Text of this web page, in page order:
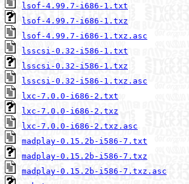
lsof-4.99.7-i686-1.txt
lsof-4.99.7-i686-1.txz
lsof-4.99.7-i686-1.txz.asc
lsscsi-0.32-i586-1.txt
lsscsi-0.32-i586-1.txz
lsscsi-0.32-i586-1.txz.asc
lxc-7.0.0-i686-2.txt
lxc-7.0.0-i686-2.txz
lxc-7.0.0-i686-2.txz.asc
madplay-0.15.2b-i586-7.txt
madplay-0.15.2b-i586-7.txz
madplay-0.15.2b-i586-7.txz.asc